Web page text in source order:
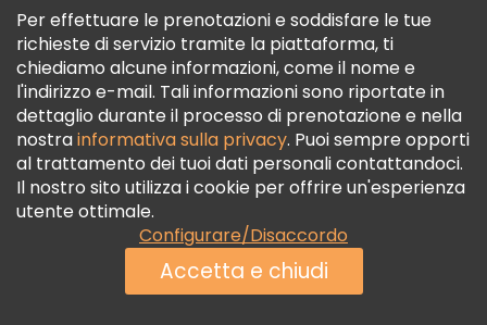
Informativa Sui Cookie
Freetour Premi
Programma Di Fidelizzazione
Per effettuare le prenotazioni e soddisfare le tue
richieste di servizio tramite la piattaforma, ti
chiediamo alcune informazioni, come il nome e
l'indirizzo e-mail. Tali informazioni sono riportate in
dettaglio durante il processo di prenotazione e nella
nostrainformativa sulla privacy. Puoi sempre opporti
al trattamento dei tuoi dati personali contattandoci.
Il nostro sito utilizza i cookie per offrire un'esperienza
utente ottimale.
Configurare/Disaccordo
Accetta e chiudi